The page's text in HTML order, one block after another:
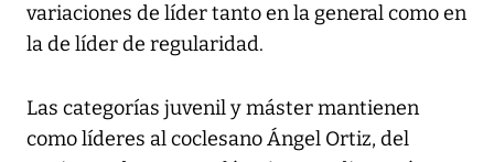
variaciones de líder tanto en la general como en
la de líder de regularidad.
Las categorías juvenil y máster mantienen
como líderes al coclesano Ángel Ortiz, del